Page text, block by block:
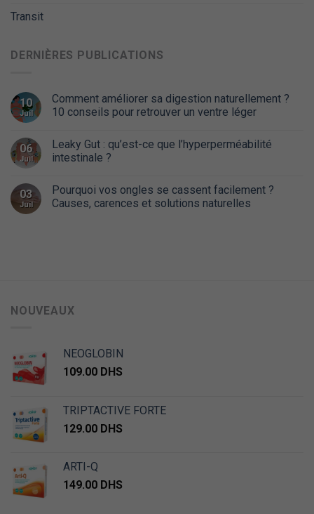
Transit
DERNIÈRES PUBLICATIONS
10
Juil
Comment améliorer sa digestion naturellement ?
10 conseils pour retrouver un ventre léger
06
Juil
Leaky Gut : qu’est-ce que l’hyperperméabilité
intestinale ?
03
Juil
Pourquoi vos ongles se cassent facilement ?
Causes, carences et solutions naturelles
NOUVEAUX
NEOGLOBIN
109.00 DHS
TRIPTACTIVE FORTE
129.00 DHS
ARTI-Q
149.00 DHS